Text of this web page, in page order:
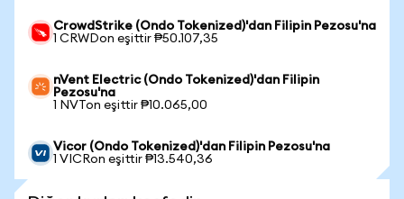
CrowdStrike (Ondo Tokenized)'dan Filipin Pezosu'na
1 CRWDon eşittir ₱50.107,35
nVent Electric (Ondo Tokenized)'dan Filipin
Pezosu'na
1 NVTon eşittir ₱10.065,00
Vicor (Ondo Tokenized)'dan Filipin Pezosu'na
1 VICRon eşittir ₱13.540,36